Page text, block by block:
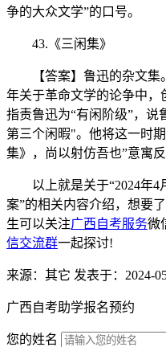
争的大众文学”的口号。
43.《三闲集》
【答案】鲁迅的杂文集
年关于革命文学的论争中
指责鲁迅为“有闲阶级”，说
第三个闲暇"。他将这一时
集》，尚以射仿吾也”意寓反
以上就是关于“2024年4
案”的相关内容介绍，想要
生可以关注广西自考服务微
信交流群一起探讨!
来源：其它 发表于：2024-
广西自考助学报名预约
您的姓名